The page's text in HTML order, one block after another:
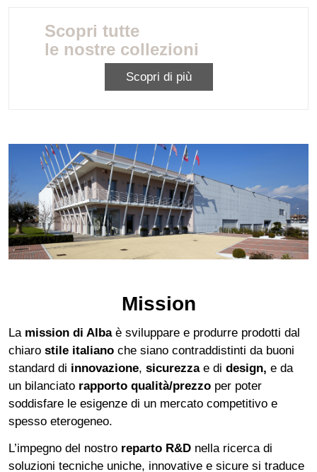
Scopri tutte
le nostre collezioni
Scopri di più
Mission
La mission di Albaè sviluppare e produrre prodotti dal
chiaro stile italiano che siano contraddistinti da buoni
standard di innovazione, sicurezzae di design, e da
un bilanciato rapporto qualità/prezzo per poter
soddisfare le esigenze di un mercato competitivo e
spesso eterogeneo.
L’impegno del nostro reparto R&D nella ricerca di
soluzioni tecniche uniche, innovative e sicure si traduce